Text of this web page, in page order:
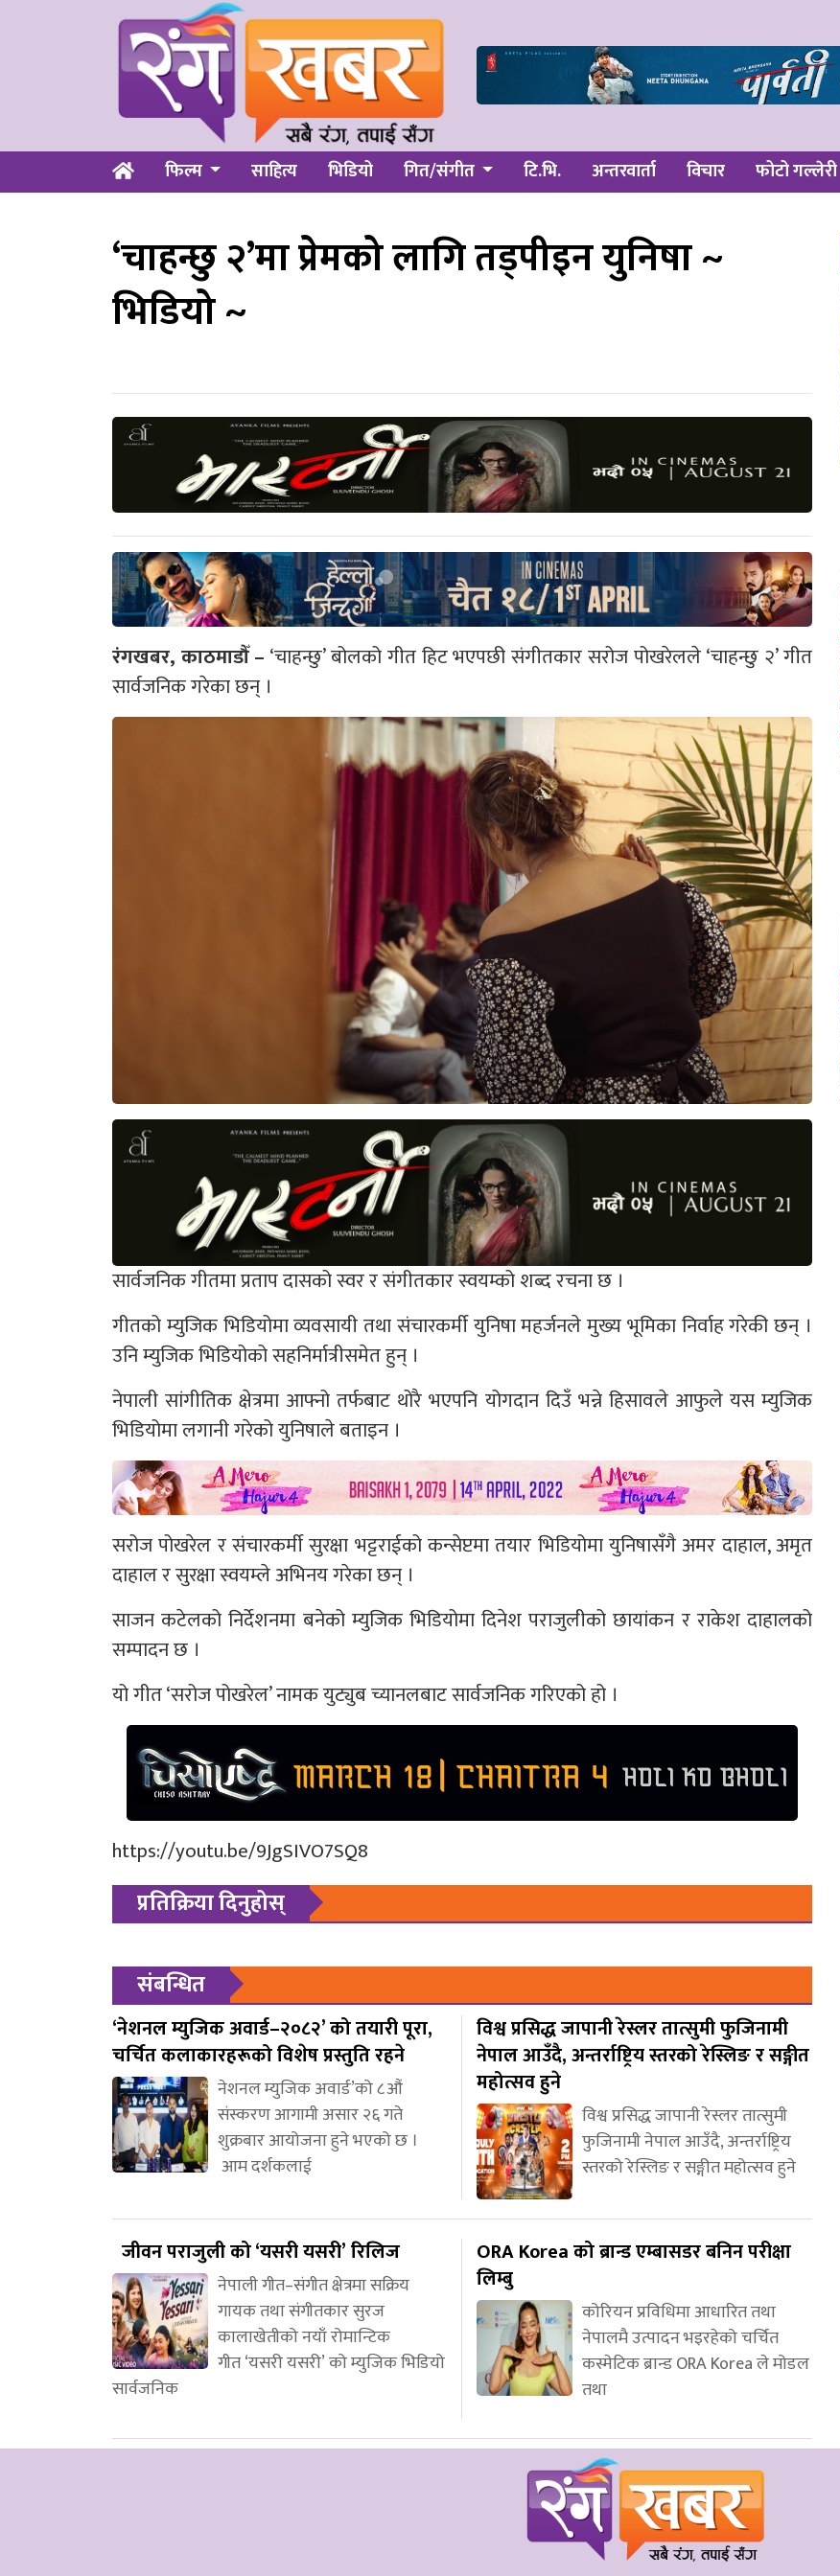
फिल्म साहित्य भिडियो गित/संगीत टि.भि. अन्तरवार्ता विचार फोटो गल्लेरी
‘चाहन्छु २’मा प्रेमको लागि तड्पीइन युनिषा ~
भिडियो ~
रंगखबर, काठमाडौँ – ‘चाहन्छु’ बोलको गीत हिट भएपछी संगीतकार सरोज पोखरेलले ‘चाहन्छु २’ गीत
सार्वजनिक गरेका छन् ।
सार्वजनिक गीतमा प्रताप दासको स्वर र संगीतकार स्वयम्को शब्द रचना छ ।
गीतको म्युजिक भिडियोमा व्यवसायी तथा संचारकर्मी युनिषा महर्जनले मुख्य भूमिका निर्वाह गरेकी छन् ।
उनि म्युजिक भिडियोको सहनिर्मात्रीसमेत हुन् ।
नेपाली सांगीतिक क्षेत्रमा आफ्नो तर्फबाट थोरै भएपनि योगदान दिउँ भन्ने हिसावले आफुले यस म्युजिक
भिडियोमा लगानी गरेको युनिषाले बताइन ।
सरोज पोखरेल र संचारकर्मी सुरक्षा भट्टराईको कन्सेप्टमा तयार भिडियोमा युनिषासँगै अमर दाहाल, अमृत
दाहाल र सुरक्षा स्वयम्ले अभिनय गरेका छन् ।
साजन कटेलको निर्देशनमा बनेको म्युजिक भिडियोमा दिनेश पराजुलीको छायांकन र राकेश दाहालको
सम्पादन छ ।
यो गीत ‘सरोज पोखरेल’ नामक युट्युब च्यानलबाट सार्वजनिक गरिएको हो ।
https://youtu.be/9JgSIVO7SQ8
प्रतिक्रिया दिनुहोस्
संबन्धित
‘नेशनल म्युजिक अवार्ड–२०८२’ को तयारी पूरा,
चर्चित कलाकारहरूको विशेष प्रस्तुति रहने
नेशनल म्युजिक अवार्ड’को ८औं
संस्करण आगामी असार २६ गते
शुक्रबार आयोजना हुने भएको छ ।
आम दर्शकलाई
विश्व प्रसिद्ध जापानी रेस्लर तात्सुमी फुजिनामी
नेपाल आउँदै, अन्तर्राष्ट्रिय स्तरको रेस्लिङ र सङ्गीत
महोत्सव हुने
विश्व प्रसिद्ध जापानी रेस्लर तात्सुमी
फुजिनामी नेपाल आउँदै, अन्तर्राष्ट्रिय
स्तरको रेस्लिङ र सङ्गीत महोत्सव हुने
जीवन पराजुली को ‘यसरी यसरी’ रिलिज
नेपाली गीत–संगीत क्षेत्रमा सक्रिय
गायक तथा संगीतकार सुरज
कालाखेतीको नयाँ रोमान्टिक
गीत ‘यसरी यसरी’ को म्युजिक भिडियो
सार्वजनिक
ORA Korea को ब्रान्ड एम्बासडर बनिन परीक्षा
लिम्बु
कोरियन प्रविधिमा आधारित तथा
नेपालमै उत्पादन भइरहेको चर्चित
कस्मेटिक ब्रान्ड ORA Korea ले मोडल
तथा